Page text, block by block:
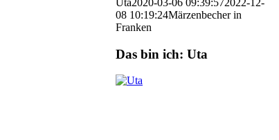
08 10:19:24Märzenbecher in
Franken
Das bin ich: Uta